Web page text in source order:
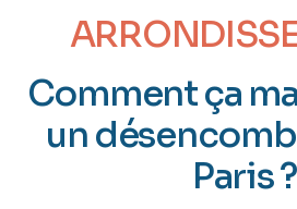
Comment ça
un
Paris ?